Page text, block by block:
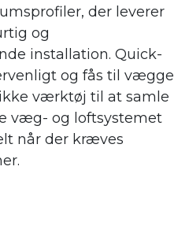
der leverer
og
installation. Quick-
og fås til vægge
værktøj til at samle
væg- og loftsystemet
når der kræves